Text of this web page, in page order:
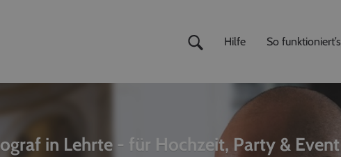
Hilfe So funktioniert’s
in Lehrte - für Hochzeit, Party & Event